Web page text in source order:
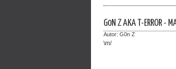
G0N Z AKA T-ERROR -
Autor: G0n Z
\m/